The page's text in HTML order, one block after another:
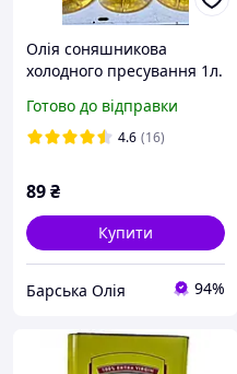
Олія соняшникова
холодного пресування 1л.
Готово до відправки
4.6 (16)
89₴
Купити
Барська Олія 94%